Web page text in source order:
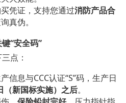
凭证，支持您通过消防产品合
真伪。
“安全码”
点：
信息与CCC认证“S”码，生产日
（新国标实施）之后。